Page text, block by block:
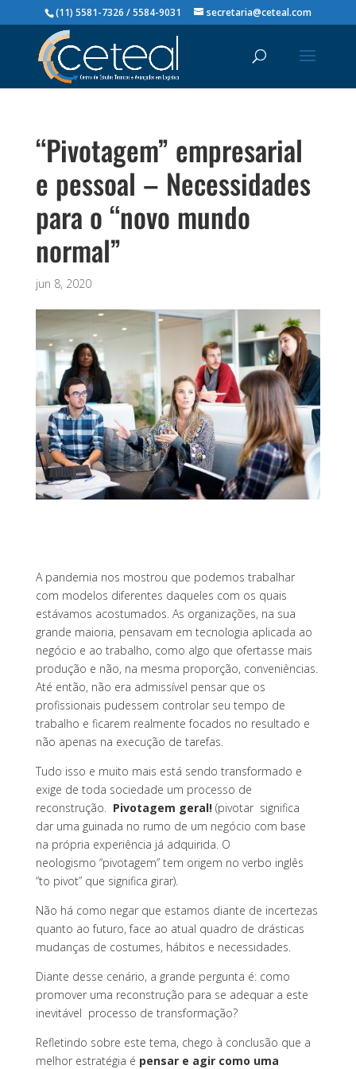
(11) 5581-7326 / 5584-9031 secretaria@ceteal.com
“Pivotagem” empresarial
e pessoal – Necessidades
para o “novo mundo
normal”
jun 8, 2020
A pandemia nos mostrou que podemos trabalhar
com modelos diferentes daqueles com os quais
estávamos acostumados. As organizações, na sua
grande maioria, pensavam em tecnologia aplicada ao
negócio e ao trabalho, como algo que ofertasse mais
produção e não, na mesma proporção, conveniências.
Até então, não era admissível pensar que os
profissionais pudessem controlar seu tempo de
trabalho e ficarem realmente focados no resultado e
não apenas na execução de tarefas.
Tudo isso e muito mais está sendo transformado e
exige de toda sociedade um processo de
reconstrução. Pivotagem geral! (pivotar significa
dar uma guinada no rumo de um negócio com base
na própria experiência já adquirida. O
neologismo “pivotagem” tem origem no verbo inglês
“to pivot” que significa girar).
Não há como negar que estamos diante de incertezas
quanto ao futuro, face ao atual quadro de drásticas
mudanças de costumes, hábitos e necessidades.
Diante desse cenário, a grande pergunta é: como
promover uma reconstrução para se adequar a este
inevitável processo de transformação?
Refletindo sobre este tema, chego à conclusão que a
melhor estratégia é pensar e agir como uma